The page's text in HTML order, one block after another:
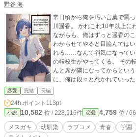
野谷 海
常日頃から俺を汚い言葉で罵
川遥香。 かれこれ10年以上に
ながらも、俺はずっと遥香の
わからせてやると目論んでは
れる……なんて弱気になってい
の転校生がやってくる。 その
んと席が隣になってからとい
に、俺は段々と惹かれていった。 だから俺は、幼馴染を
て前に進もうと思う。 それを
たのとは全く違う反応を見せられて…… メスガ
が進化したのは、まさかの〇〇系ヒ
系学園ラブコメ、ここに開幕！ ※この物語はフィクション
あり登場する人物、団体等は
恋愛 完結 長編
24h.ポイント 113pt
小説 10,582 位 / 228,916件 恋愛 4,759 位 /
メスガキ 幼馴染 ラブコメ 青春 学園